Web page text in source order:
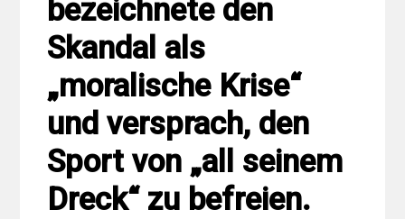
bezeichnete den
Skandal als
„moralische Krise“
und versprach, den
Sport von „all seinem
Dreck“ zu befreien.